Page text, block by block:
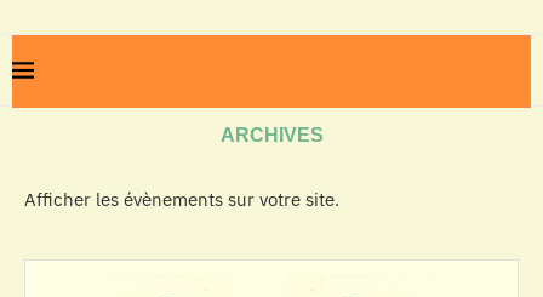
ARCHIVES
Afficher les évènements sur votre site.